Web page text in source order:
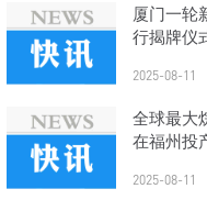
厦门一轮
行揭牌仪
2025-08-11
全球最大
在福州投
2025-08-11